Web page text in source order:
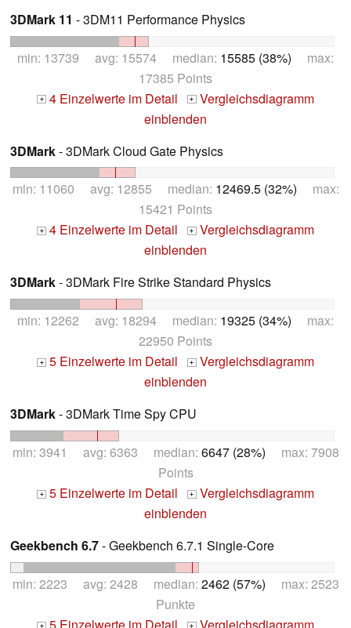
3DMark 11 - 3DM11 Performance Physics
min: 13739 avg: 15574 median: 15585 (38%) max:
17385 Points
+ 4 Einzelwerte im Detail + Vergleichsdiagramm
einblenden
3DMark- 3DMark Cloud Gate Physics
min: 11060 avg: 12855 median: 12469.5 (32%) max:
15421 Points
+ 4 Einzelwerte im Detail + Vergleichsdiagramm
einblenden
3DMark- 3DMark Fire Strike Standard Physics
min: 12262 avg: 18294 median: 19325 (34%) max:
22950 Points
+ 5 Einzelwerte im Detail + Vergleichsdiagramm
einblenden
3DMark- 3DMark Time Spy CPU
min: 3941 avg: 6363 median: 6647 (28%) max: 7908
Points
+ 5 Einzelwerte im Detail + Vergleichsdiagramm
einblenden
Geekbench 6.7- Geekbench 6.7.1 Single-Core
min: 2223 avg: 2428 median: 2462 (57%) max: 2523
Punkte
+ 5 Einzelwerte im Detail + Vergleichsdiagramm